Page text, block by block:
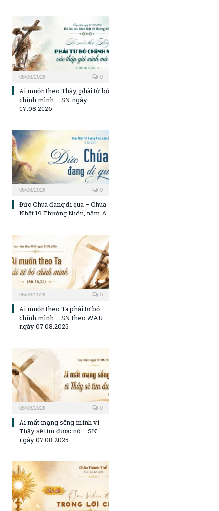
06/08/2026 0
Ai muốn theo Thầy, phải từ bỏ
chính mình – SN ngày
07.08.2026
06/08/2026 0
Đức Chúa đang đi qua – Chúa
Nhật 19 Thường Niên, năm A
06/08/2026 0
Ai muốn theo Ta phải từ bỏ
chính mình – SN theo WAU
ngày 07.08.2026
06/08/2026 0
Ai mất mạng sống mình vì
Thầy sẽ tìm được nó – SN
ngày 07.08.2026